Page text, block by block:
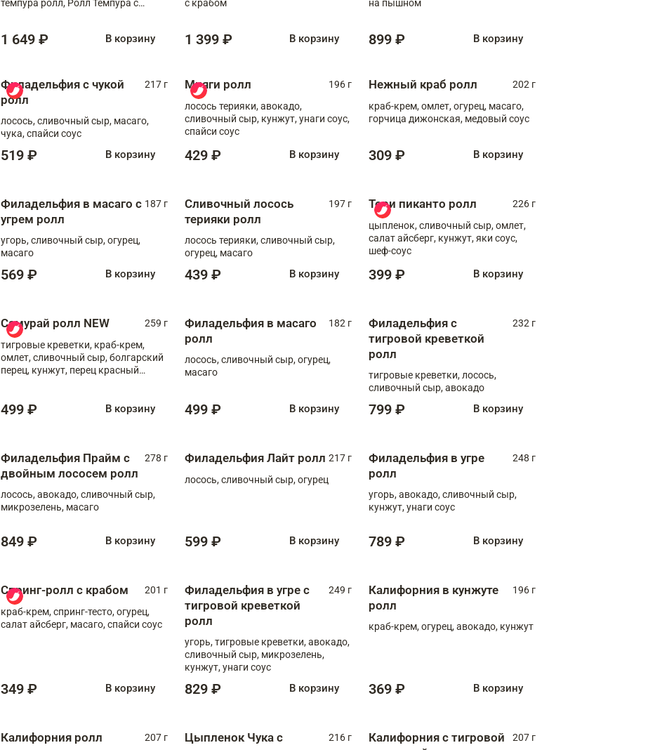
темпура ролл, Ролл Темпура с
1 649 ₽ В корзину
с крабом
1 399 ₽ В корзину
на пышном
899 ₽ В корзину
Филадельфия с чукой
ролл
217 г
лосось, сливочный сыр, масаго,
чука, спайси соус
519 ₽ В корзину
Мияги ролл
196 г
лосось терияки, авокадо,
сливочный сыр, кунжут, унаги соус,
спайси соус
429 ₽ В корзину
Нежный краб ролл
202 г
краб-крем, омлет, огурец, масаго,
горчица дижонская, медовый соус
309 ₽ В корзину
Филадельфия в масаго с
угрем ролл
187 г
угорь, сливочный сыр, огурец,
масаго
569 ₽ В корзину
Сливочный лосось
терияки ролл
197 г
лосось терияки, сливочный сыр,
огурец, масаго
439 ₽ В корзину
Тори пиканто ролл
226 г
цыпленок, сливочный сыр, омлет,
салат айсберг, кунжут, яки соус,
шеф-соус
399 ₽ В корзину
Самурай ролл NEW
259 г
тигровые креветки, краб-крем,
омлет, сливочный сыр, болгарский
перец, кунжут, перец красный
499 ₽ В корзину
Филадельфия в масаго
ролл
182 г
лосось, сливочный сыр, огурец,
масаго
499 ₽ В корзину
Филадельфия с
тигровой креветкой
ролл
232 г
тигровые креветки, лосось,
сливочный сыр, авокадо
799 ₽ В корзину
Филадельфия Прайм с
двойным лососем ролл
278 г
лосось, авокадо, сливочный сыр,
микрозелень, масаго
849 ₽ В корзину
Филадельфия Лайт ролл 217 г
лосось, сливочный сыр, огурец
599 ₽ В корзину
Филадельфия в угре
ролл
248 г
угорь, авокадо, сливочный сыр,
кунжут, унаги соус
789 ₽ В корзину
Спринг-ролл с крабом
201 г
краб-крем, спринг-тесто, огурец,
салат айсберг, масаго, спайси соус
349 ₽ В корзину
Филадельфия в угре с
тигровой креветкой
ролл
249 г
угорь, тигровые креветки, авокадо,
сливочный сыр, микрозелень,
кунжут, унаги соус
829 ₽ В корзину
Калифорния в кунжуте
ролл
196 г
краб-крем, огурец, авокадо, кунжут
369 ₽ В корзину
Калифорния ролл 207 г
Цыпленок Чука с
216 г
Калифорния с тигровой
207 г